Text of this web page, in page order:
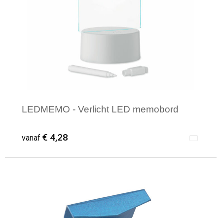
LEDMEMO - Verlicht LED memobord
vanaf € 4,28